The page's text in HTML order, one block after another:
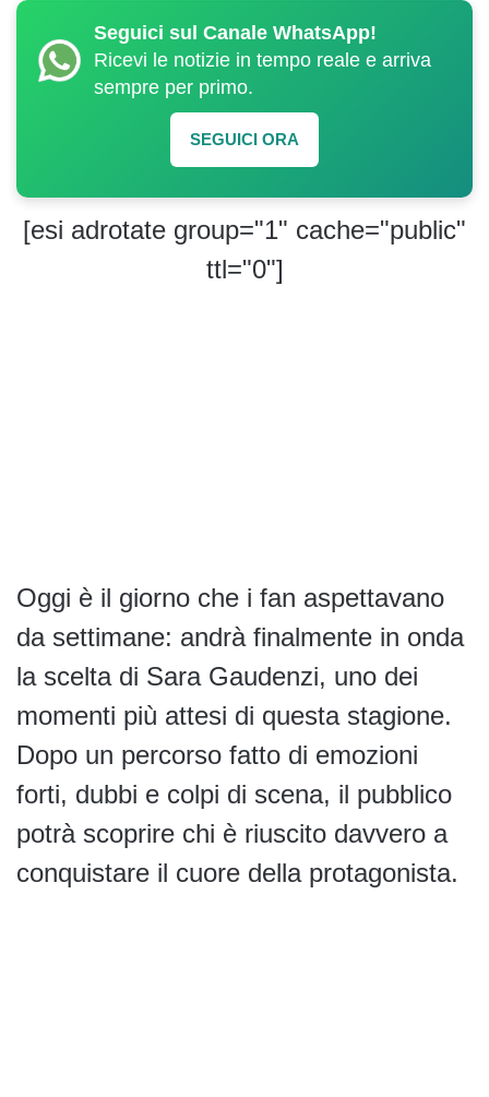
Seguici sul Canale WhatsApp!
Ricevi le notizie in tempo reale e arriva
sempre per primo.
SEGUICI ORA
[esi adrotate group="1" cache="public"
ttl="0"]
Oggi è il giorno che i fan aspettavano
da settimane: andrà finalmente in onda
la scelta di Sara Gaudenzi, uno dei
momenti più attesi di questa stagione.
Dopo un percorso fatto di emozioni
forti, dubbi e colpi di scena, il pubblico
potrà scoprire chi è riuscito davvero a
conquistare il cuore della protagonista.